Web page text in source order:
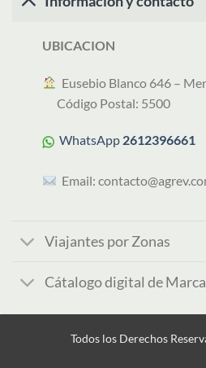
UBICACION
Eusebio Blanco 646 –
Código Postal: 5500
WhatsApp 2612396661
Email:
Viajantes por Zonas
Cátalogo digital de
Todos los Derechos